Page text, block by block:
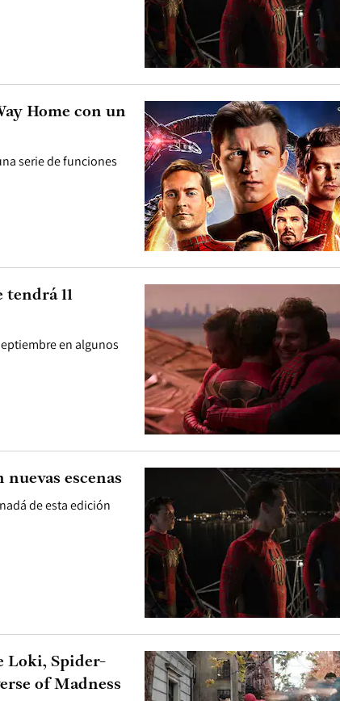
serie de funciones
Home con un
en algunos
11
de esta edición
escenas
Loki, Spider-
of Madness